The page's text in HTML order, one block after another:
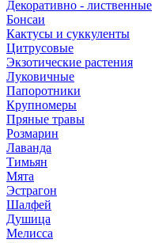
Декоративно - лиственные
Бонсаи
Кактусы и суккуленты
Цитрусовые
Экзотические растения
Луковичные
Папоротники
Крупномеры
Пряные травы
Розмарин
Лаванда
Тимьян
Мята
Эстрагон
Шалфей
Душица
Мелисса